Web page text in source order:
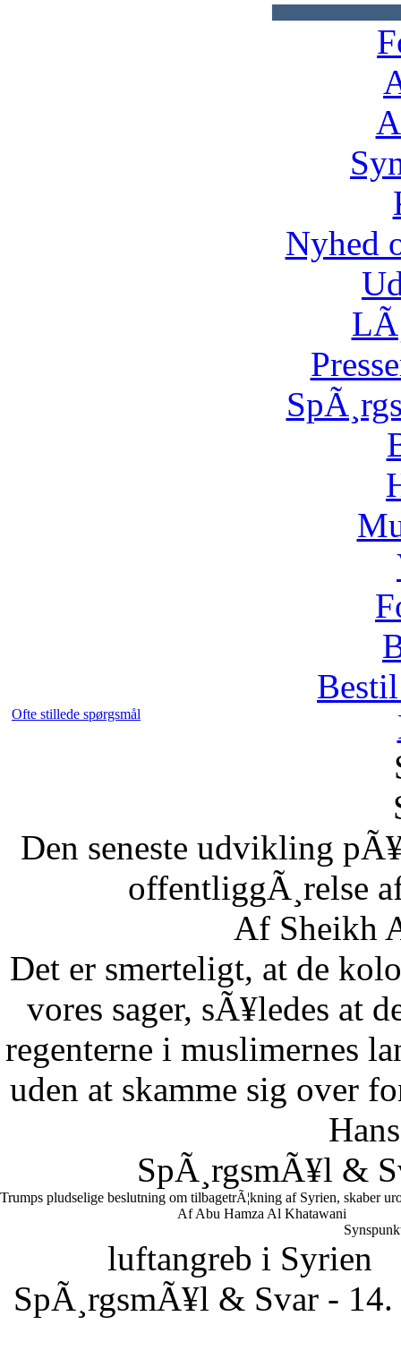
Nyhed
Ofte stillede spørgsmål
Den seneste udvikling
offentliggÃ¸relse
Af Sheikh
Det er smerteligt, at de
vores sager, sÃ¥ledes at
regenterne i muslimernes
uden at skamme sig over
SpÃ¸rgsmÃ¥l &
Trumps pludselige beslutning om tilbagetrÃ¦kning af Syrien, skaber
Af Abu Hamza Al Khatawani
luftangreb i Syrien
SpÃ¸rgsmÃ¥l & Svar -